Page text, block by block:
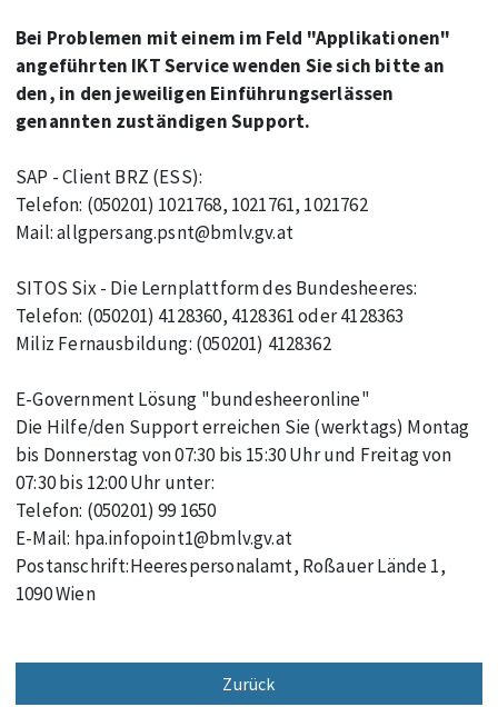
Bei Problemen mit einem im Feld "Applikationen"
angeführten IKT Service wenden Sie sich bitte an
den, in den jeweiligen Einführungserlässen
genannten zuständigen Support.
SAP - Client BRZ (ESS):
Telefon: (050201) 1021768, 1021761, 1021762
Mail: allgpersang.psnt@bmlv.gv.at
SITOS Six - Die Lernplattform des Bundesheeres:
Telefon: (050201) 4128360, 4128361 oder 4128363
Miliz Fernausbildung: (050201) 4128362
E-Government Lösung "bundesheeronline"
Die Hilfe/den Support erreichen Sie (werktags) Montag
bis Donnerstag von 07:30 bis 15:30 Uhr und Freitag von
07:30 bis 12:00 Uhr unter:
Telefon: (050201) 99 1650
E-Mail: hpa.infopoint1@bmlv.gv.at
Postanschrift:Heerespersonalamt, Roßauer Lände 1,
1090 Wien